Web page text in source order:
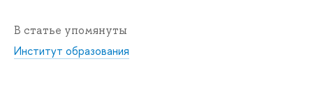
В статье упомянуты
Институт образования